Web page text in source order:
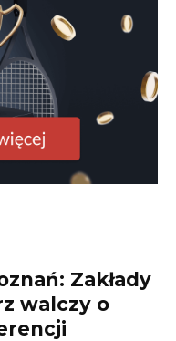
Zakłady
walczy o